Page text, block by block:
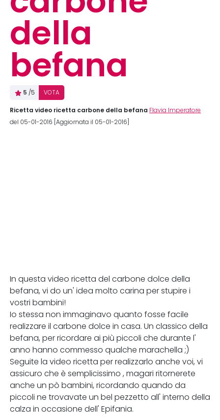
della
befana
5 /5 VOTA
Ricetta video ricetta carbone della befana Flavia Imperatore
del 05-01-2016 [Aggiornata il 05-01-2016]
In questa video ricetta del carbone dolce della
befana, vi do un' idea molto carina per stupire i
vostri bambini!
Io stessa non immaginavo quanto fosse facile
realizzare il carbone dolce in casa. Un classico della
befana, per ricordare ai più piccoli che durante l'
anno hanno commesso qualche marachella ;)
Seguite la video ricetta per realizzarlo anche voi, vi
assicuro che è semplicissimo , magari ritornerete
anche un pò bambini, ricordando quando da
piccoli ne trovavate un bel pezzetto all' interno della
calza in occasione dell' Epifania.